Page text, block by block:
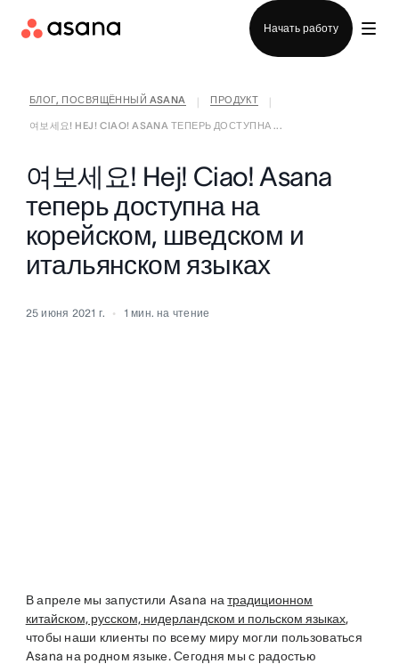
Начать работу
БЛОГ, ПОСВЯЩЁННЫЙ ASANA ПРОДУКТ
여보세요! HEJ! CIAO! ASANA ТЕПЕРЬ ДОСТУПНА ...
여보세요! Hej! Ciao! Asana
теперь доступна на
корейском, шведском и
итальянском языках
25 июня 2021 г. 1 мин. на чтение
В апреле мы запустили Asana натрадиционном
китайском, русском, нидерландском и польском языках,
чтобы наши клиенты по всему миру могли пользоваться
Asana на родном языке. Сегодня мы с радостью